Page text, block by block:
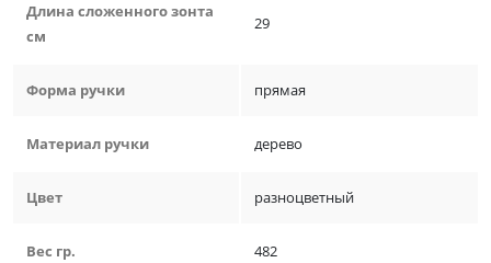
Длина сложенного зонта
см
29
Форма ручки прямая
Материал ручки дерево
Цвет разноцветный
Вес гр. 482